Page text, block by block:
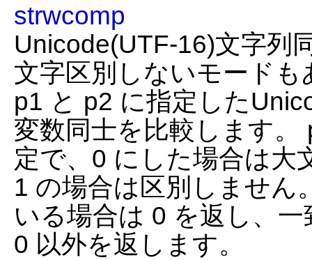
strwcomp
Unicode(UTF-16)文字列
文字区別しないモードも
p1 と p2 に指定した
変数同士を比較します
定で、0 にした場合は大
1 の場合は区別しません
いる場合は 0 を返し、
0 以外を返します。